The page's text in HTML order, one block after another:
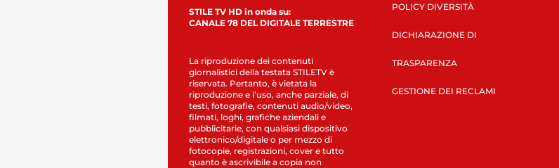
STILE TV HD in onda su:
CANALE 78 DEL DIGITALE TERRESTRE
La riproduzione dei contenuti
giornalistici della testata STILETV è
riservata. Pertanto, è vietata la
riproduzione e l’uso, anche parziale, di
testi, fotografie, contenuti audio/video,
filmati, loghi, grafiche aziendali e
pubblicitarie, con qualsiasi dispositivo
elettronico/digitale o per mezzo di
fotocopie, registrazioni, cover e tutto
quanto è ascrivibile a copia non
POLICY DIVERSITÀ
DICHIARAZIONE DI
TRASPARENZA
GESTIONE DEI RECLAMI